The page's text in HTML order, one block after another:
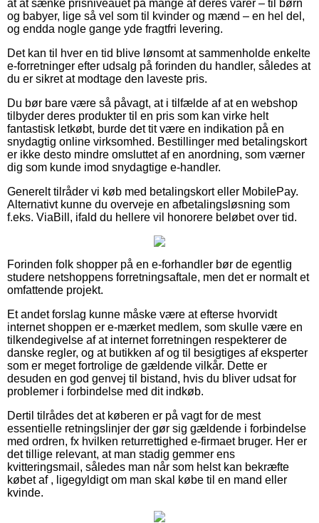
at at sænke prisniveauet på mange af deres varer – til børn
og babyer, lige så vel som til kvinder og mænd – en hel del,
og endda nogle gange yde fragtfri levering.
Det kan til hver en tid blive lønsomt at sammenholde enkelte
e-forretninger efter udsalg på forinden du handler, således at
du er sikret at modtage den laveste pris.
Du bør bare være så påvagt, at i tilfælde af at en webshop
tilbyder deres produkter til en pris som kan virke helt
fantastisk letkøbt, burde det tit være en indikation på en
snydagtig online virksomhed. Bestillinger med betalingskort
er ikke desto mindre omsluttet af en anordning, som værner
dig som kunde imod snydagtige e-handler.
Generelt tilråder vi køb med betalingskort eller MobilePay.
Alternativt kunne du overveje en afbetalingsløsning som
f.eks. ViaBill, ifald du hellere vil honorere beløbet over tid.
Forinden folk shopper på en e-forhandler bør de egentlig
studere netshoppens forretningsaftale, men det er normalt et
omfattende projekt.
Et andet forslag kunne måske være at efterse hvorvidt
internet shoppen er e-mærket medlem, som skulle være en
tilkendegivelse af at internet forretningen respekterer de
danske regler, og at butikken af og til besigtiges af eksperter
som er meget fortrolige de gældende vilkår. Dette er
desuden en god genvej til bistand, hvis du bliver udsat for
problemer i forbindelse med dit indkøb.
Dertil tilrådes det at køberen er på vagt for de mest
essentielle retningslinjer der gør sig gældende i forbindelse
med ordren, fx hvilken returrettighed e-firmaet bruger. Her er
det tillige relevant, at man stadig gemmer ens
kvitteringsmail, således man når som helst kan bekræfte
købet af , ligegyldigt om man skal købe til en mand eller
kvinde.